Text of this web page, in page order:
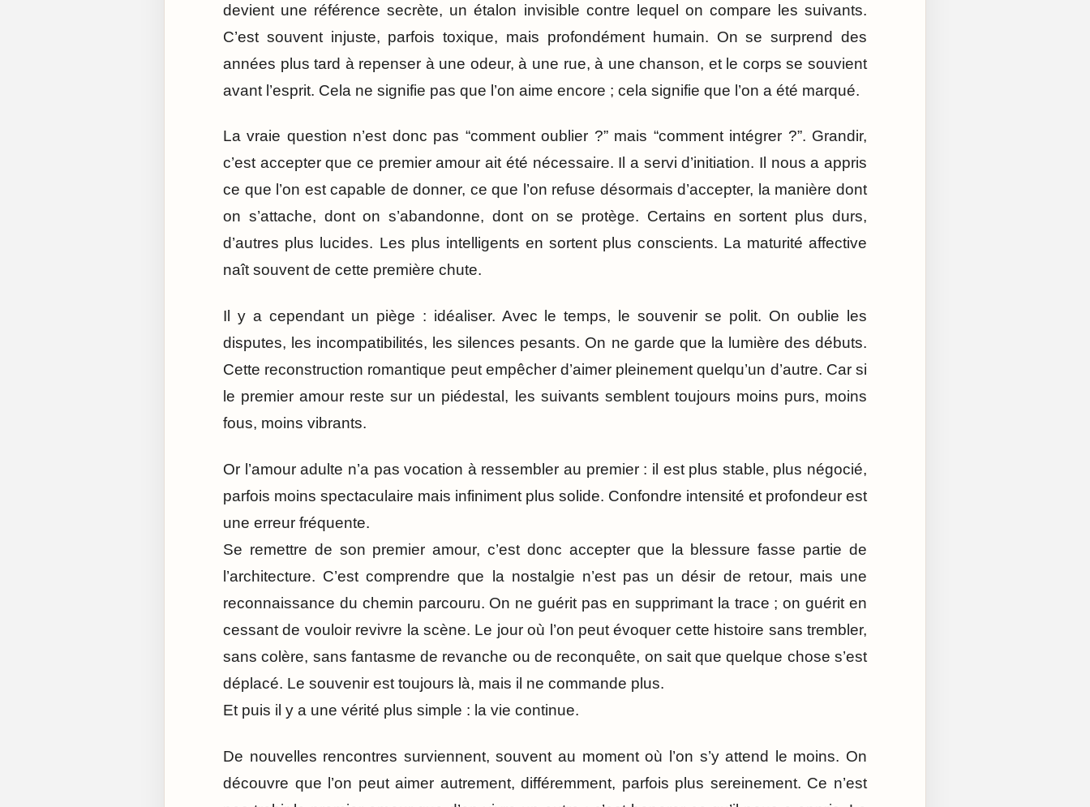
devient une référence secrète, un étalon invisible contre lequel on compare les suivants.
C’est souvent injuste, parfois toxique, mais profondément humain. On se surprend des
années plus tard à repenser à une odeur, à une rue, à une chanson, et le corps se souvient
avant l’esprit. Cela ne signifie pas que l’on aime encore ; cela signifie que l’on a été marqué.
La vraie question n’est donc pas “comment oublier ?” mais “comment intégrer ?”. Grandir,
c’est accepter que ce premier amour ait été nécessaire. Il a servi d’initiation. Il nous a appris
ce que l’on est capable de donner, ce que l’on refuse désormais d’accepter, la manière dont
on s’attache, dont on s’abandonne, dont on se protège. Certains en sortent plus durs,
d’autres plus lucides. Les plus intelligents en sortent plus conscients. La maturité affective
naît souvent de cette première chute.
Il y a cependant un piège : idéaliser. Avec le temps, le souvenir se polit. On oublie les
disputes, les incompatibilités, les silences pesants. On ne garde que la lumière des débuts.
Cette reconstruction romantique peut empêcher d’aimer pleinement quelqu’un d’autre. Car si
le premier amour reste sur un piédestal, les suivants semblent toujours moins purs, moins
fous, moins vibrants.
Or l’amour adulte n’a pas vocation à ressembler au premier : il est plus stable, plus négocié,
parfois moins spectaculaire mais infiniment plus solide. Confondre intensité et profondeur est
une erreur fréquente.
Se remettre de son premier amour, c’est donc accepter que la blessure fasse partie de
l’architecture. C’est comprendre que la nostalgie n’est pas un désir de retour, mais une
reconnaissance du chemin parcouru. On ne guérit pas en supprimant la trace ; on guérit en
cessant de vouloir revivre la scène. Le jour où l’on peut évoquer cette histoire sans trembler,
sans colère, sans fantasme de revanche ou de reconquête, on sait que quelque chose s’est
déplacé. Le souvenir est toujours là, mais il ne commande plus.
Et puis il y a une vérité plus simple : la vie continue.
De nouvelles rencontres surviennent, souvent au moment où l’on s’y attend le moins. On
découvre que l’on peut aimer autrement, différemment, parfois plus sereinement. Ce n’est